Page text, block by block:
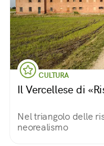
CULTURA
Il Vercellese di
Nel triangolo delle
neorealismo